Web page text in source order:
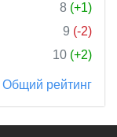
8 (+1)
9 (-2)
10 (+2)
Общий рейтинг